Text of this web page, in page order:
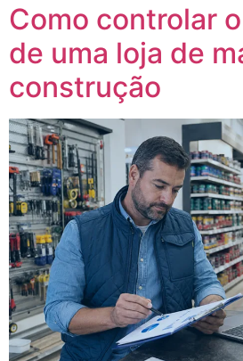
Como controlar
de uma loja de
construção